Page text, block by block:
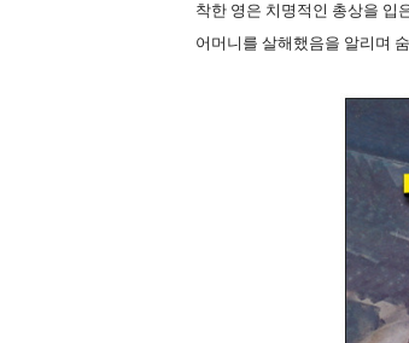
착한 영은 치명적인 총상을 입
어머니를 살해했음을 알리며